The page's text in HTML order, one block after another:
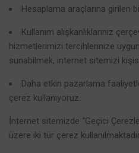
Hesaplama araçlarına girilen
Kullanım alışkanlıklarınız
hizmetlerimizi tercihlerinize
sunabilmek, internet sitemizi
Daha etkin pazarlama
çerez kullanıyoruz.
İnternet sitemizde “Geçici
üzere iki tür çerez